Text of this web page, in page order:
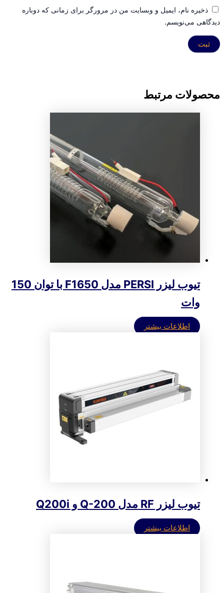
ذخیره نام، ایمیل و وبسایت من در مرورگر برای زمانی که دوباره
دیدگاهی می‌نویسم.
محصولات مرتبط
تیوب لیزر PERSI مدل F1650 با توان 150
وات
اطلاعات بیشتر
تیوب لیزر RF مدل Q-200 و Q200i
اطلاعات بیشتر